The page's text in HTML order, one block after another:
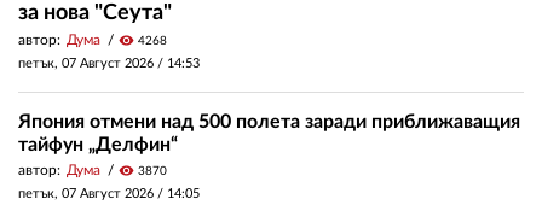
за нова "Сеута"
автор: Дума visibility 4268
петък, 07 Август 2026 / 14:53
Япония отмени над 500 полета заради приближаващия
тайфун „Делфин“
автор: Дума visibility 3870
петък, 07 Август 2026 / 14:05